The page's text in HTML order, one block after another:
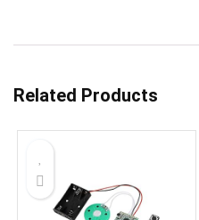
Related Products